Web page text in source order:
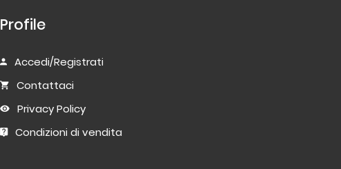
Profile
Accedi/Registrati
Contattaci
Privacy Policy
Condizioni di vendita